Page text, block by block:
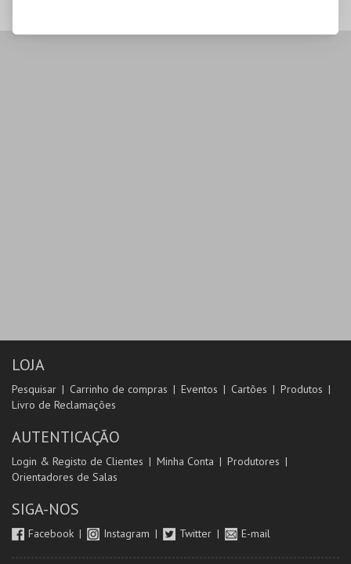
LOJA
Pesquisar Carrinho de compras Eventos Cartões
Produtos
Livro de Reclamações
AUTENTICAÇÃO
Login & Registo de Clientes Minha Conta
Produtores
Orientadores de Salas
SIGA-NOS
Facebook Instagram Twitter E-mail